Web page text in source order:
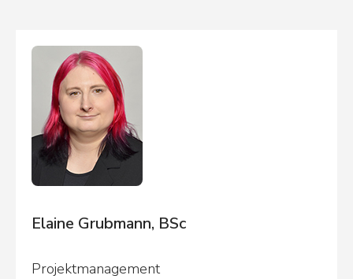
Elaine Grubmann, BSc
Projektmanagement